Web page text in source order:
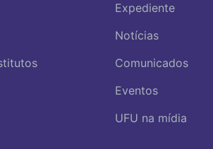
Expediente
Notícias
Comunicados
Eventos
UFU na mídia